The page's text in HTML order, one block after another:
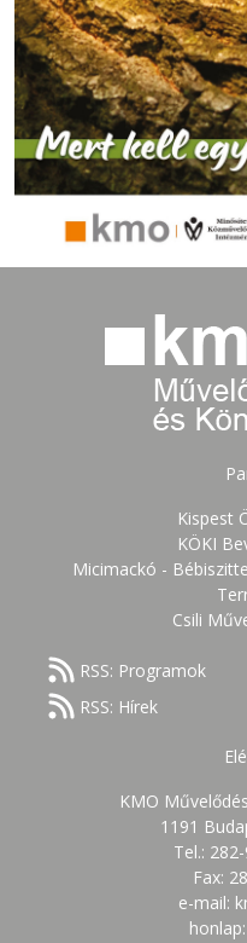
Kispest
KÖKI
Micimackó -
Csili
RSS: Programok
RSS: Hírek
KMO
1191
Tel.:
Fax:
e-mail: